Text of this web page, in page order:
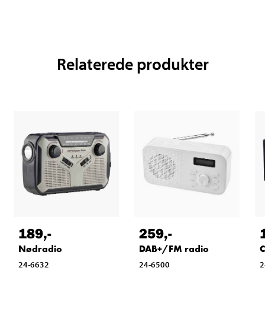
Relaterede produkter
189,-
Nødradio
24-6632
259,-
DAB+/FM radio
24-6500